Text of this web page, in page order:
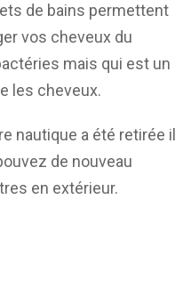
de bains permettent
vos cheveux du
mais qui est un
les cheveux.
nautique a été retirée il
de nouveau
en extérieur.